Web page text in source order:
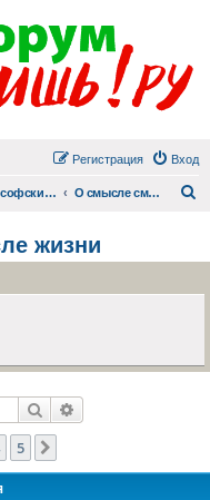
Вход
Регистрация
Философский раздел О смысле смерти и смысле жизни
жизни
Поиск
5